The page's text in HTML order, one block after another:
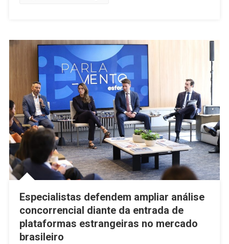
Especialistas defendem ampliar análise
concorrencial diante da entrada de
plataformas estrangeiras no mercado
brasileiro